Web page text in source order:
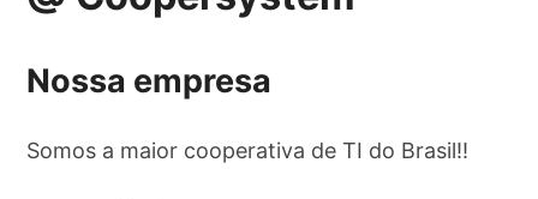
Nossa empresa
Somos a maior cooperativa de TI do Brasil!!